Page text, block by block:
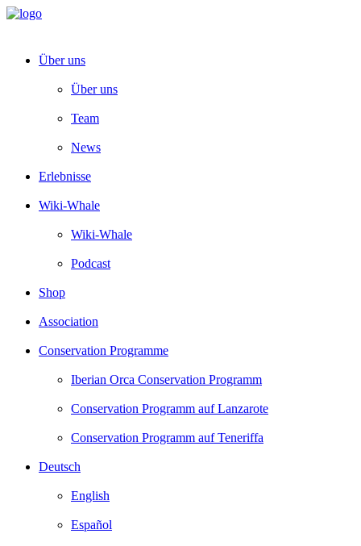
Über uns
Über uns
Team
News
Erlebnisse
Wiki-Whale
Wiki-Whale
Podcast
Shop
Association
Conservation Programme
Iberian Orca Conservation Programm
Conservation Programm auf Lanzarote
Conservation Programm auf Teneriffa
Deutsch
English
Español